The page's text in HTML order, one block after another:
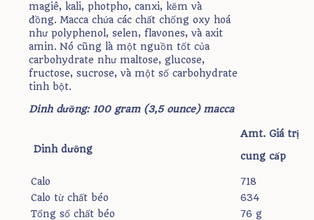
magiê, kali, photpho, canxi, kẽm và
đồng. Macca chứa các chất chống oxy hoá
như polyphenol, selen, flavones, và axit
amin. Nó cũng là một nguồn tốt của
carbohydrate như maltose, glucose,
fructose, sucrose, và một số carbohydrate
tinh bột.
Dinh dưỡng: 100 gram (3,5 ounce) macca
Dinh dưỡng
Amt. Giá trị
cung cấp
Calo
718
Calo từ chất béo
634
Tổng số chất béo
76 g